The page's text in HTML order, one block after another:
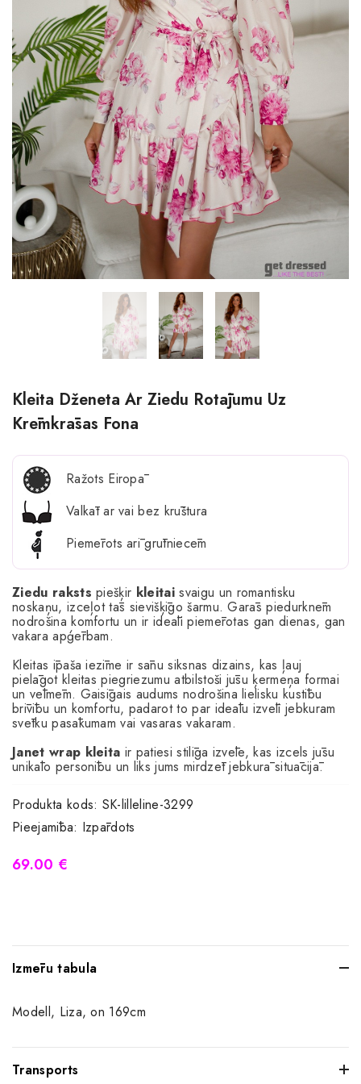
Kleita Dženeta Ar Ziedu Rotājumu Uz
Krēmkrāsas Fona
Ražots Eiropā
Valkāt ar vai bez krūštura
Piemērots arī grūtniecēm
Ziedu raksts piešķir kleitai svaigu un romantisku
noskaņu, izceļot tās sievišķīgo šarmu. Garās piedurknēm
nodrošina komfortu un ir ideāli piemērotas gan dienas, gan
vakara apģērbam.
Kleitas īpaša iezīme ir sānu siksnas dizains, kas ļauj
pielāgot kleitas piegriezumu atbilstoši jūsu ķermeņa formai
un vēlmēm. Gaisīgais audums nodrošina lielisku kustību
brīvību un komfortu, padarot to par ideālu izvēli jebkuram
svētku pasākumam vai vasaras vakaram.
Janet wrap kleita ir patiesi stilīga izvēle, kas izcels jūsu
unikālo personību un liks jums mirdzēt jebkurā situācijā.
Produkta kods: SK-lilleline-3299
Pieejamība: Izpārdots
69.00 €
Izmēru tabula
Modell, Liza, on 169cm
Transports